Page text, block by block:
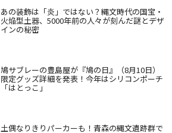
あの装飾は「炎」ではない？縄文時代の国宝・
火焔型土器、5000年前の人々が刻んだ謎とデザ
インの秘密
鳩サブレーの豊島屋が『鳩の日』（8月10日）
限定グッズ詳細を発表！今年はシリコンポーチ
「はとっこ」
土偶なりきりパーカーも！青森の縄文遺跡群で